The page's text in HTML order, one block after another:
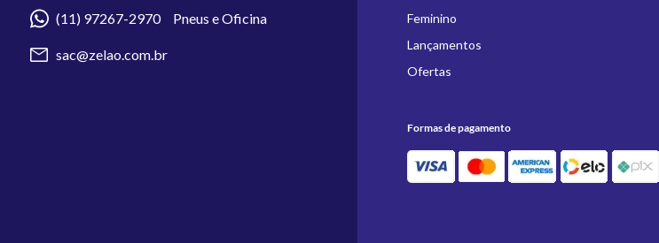
(11) 97267-2970 Pneus e Oficina
sac@zelao.com.br
Feminino
Lançamentos
Ofertas
Formas de pagamento